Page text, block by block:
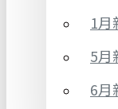
1月
5月
6月